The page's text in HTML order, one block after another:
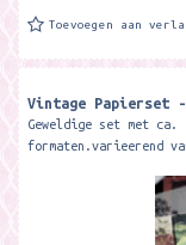
Toevoegen aan
Vintage Papierset
Geweldige set met
formaten.varieerend